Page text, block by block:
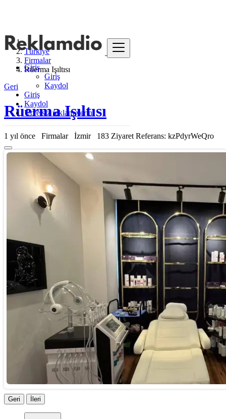
Giriş
Giriş
Kaydol
Giriş
Kaydol
Ücretsiz reklam verin
Türkiye
Firmalar
Rüerma Işıltısı
Geri
Rüerma Işıltısı
1 yıl önce Firmalar İzmir 183 Ziyaret Referans: kzPdyrWeQro
Geri İleri